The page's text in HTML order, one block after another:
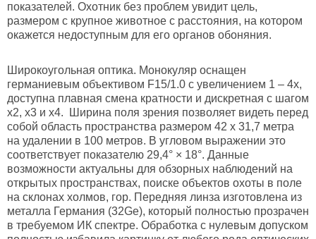
показателей. Охотник без проблем увидит цель,
размером с крупное животное с расстояния, на котором
окажется недоступным для его органов обоняния.
Широкоугольная оптика. Монокуляр оснащен
германиевым объективом F15/1.0 с увеличением 1 – 4х,
доступна плавная смена кратности и дискретная с шагом
х2, х3 и х4. Ширина поля зрения позволяет видеть перед
собой область пространства размером 42 x 31,7 метра
на удалении в 100 метров. В угловом выражении это
соответствует показателю 29,4° × 18°. Данные
возможности актуальны для обзорных наблюдений на
открытых пространствах, поиске объектов охоты в поле
на склонах холмов, гор. Передняя линза изготовлена из
металла Германия (32Ge), который полностью прозрачен
в требуемом ИК спектре. Обработка с нулевым допуском